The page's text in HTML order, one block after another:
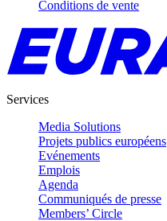
Conditions de vente
Services
Media Solutions
Projets publics européens
Evénements
Emplois
Agenda
Communiqués de presse
Members’ Circle